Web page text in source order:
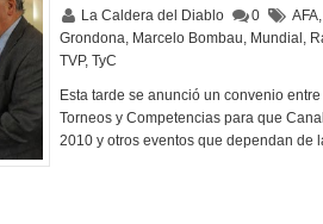
La Caldera del Diablo 0 AFA,
Grondona, Marcelo Bombau, Mundial ,
TVP, TyC
Esta tarde se anunció un convenio
Torneos y Competencias para que
2010 y otros eventos que dependan de